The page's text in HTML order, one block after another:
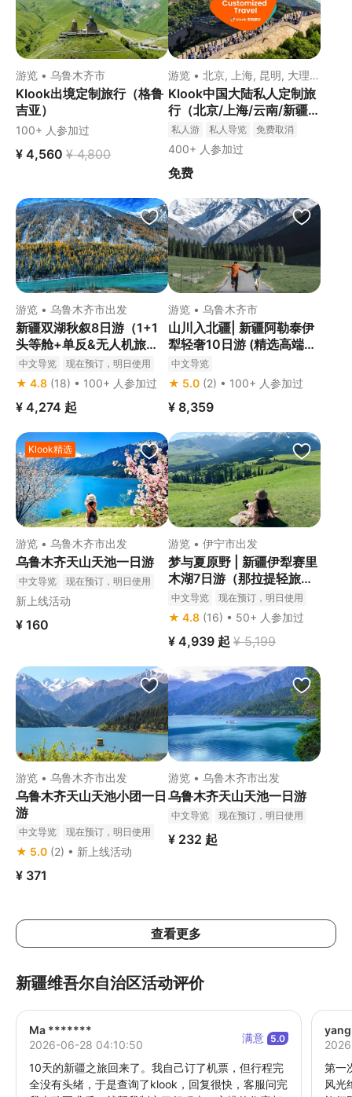
游览 • 乌鲁木齐市
Klook出境定制旅行（格鲁
吉亚）
100+ 人参加过
¥ 4,560 ¥ 4,800
游览 • 北京, 上海, 昆明, 大理白
族自治州, 丽江出发
Klook中国大陆私人定制旅
行（北京/上海/云南/新疆/
西安/四川/重庆）
私人游 私人导览 免费取消
400+ 人参加过
免费
游览 • 乌鲁木齐市出发
新疆双湖秋叙8日游（1+1
头等舱+单反&无人机旅拍
+喀纳斯+禾木+赛里木湖自
驾+阿禾公路）
中文导览 现在预订，明日使用
★ 4.8 (18) • 100+ 人参加过
¥ 4,274 起
游览 • 乌鲁木齐市
山川入北疆| 新疆阿勒泰伊
犁轻奢10日游 (精选高端住
宿+优享VIP通道+豪华1+1
头等舱7座车）
中文导览
★ 5.0 (2) • 100+ 人参加过
¥ 8,359
Klook精选
游览 • 乌鲁木齐市出发
乌鲁木齐天山天池一日游
中文导览
现在预订，明日使用
免费取消
立即确认
新上线活动
¥ 160
游览 • 伊宁市出发
梦与夏原野 | 新疆伊犁赛里
木湖7日游（那拉提轻旅拍
+日落美学秘境酒店）
中文导览 现在预订，明日使用
★ 4.8 (16) • 50+ 人参加过
¥ 4,939 起 ¥ 5,199
游览 • 乌鲁木齐市出发
乌鲁木齐天山天池小团一日
游
中文导览
现在预订，明日使用
免费取消
立即确认
★ 5.0 (2) • 新上线活动
¥ 371
游览 • 乌鲁木齐市出发
乌鲁木齐天山天池一日游
中文导览
现在预订，明日使用
免费取消
¥ 232 起
查看更多
新疆维吾尔自治区活动评价
Ma *******
2026-06-28 04:10:50
满意 5.0
10天的新疆之旅回来了。我自己订了机票，但行程完
全没有头绪，于是查询了klook，回复很快，客服问完
第一
风光